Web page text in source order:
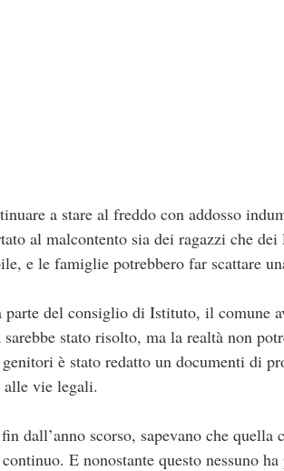
a stare al freddo con addosso
al malcontento sia dei ragazzi che
e le famiglie potrebbero far scattare
parte del consiglio di Istituto, il comune
stato risolto, ma la realtà non
è stato redatto un documenti di
alle vie legali.
dall’anno scorso, sapevano che quella
E nonostante questo nessuno